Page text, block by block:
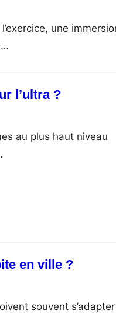
une
l’ultra ?
au plus haut niveau
en ville ?
souvent